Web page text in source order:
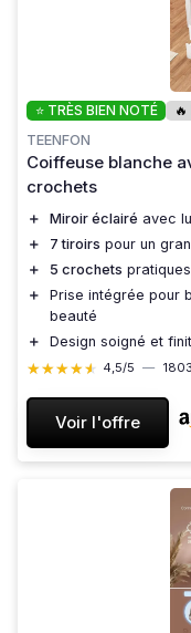
⭐ TRÈS BIEN NOTÉ
TEENFON
Coiffeuse blanche
crochets
＋ Miroir éclairé avec
＋
7 tiroirs pour un
＋
5 crochets
＋
Prise intégrée pour
beauté
＋
Design soigné et
★★★★★
★★★★★ 4,5/5 —
Voir l'offre